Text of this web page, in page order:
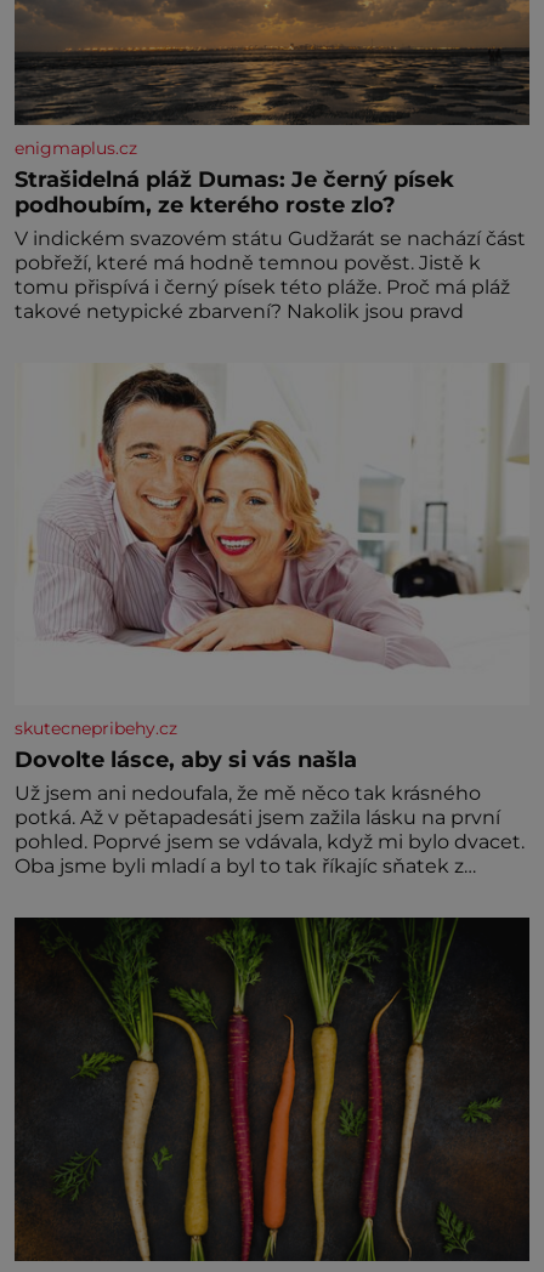
enigmaplus.cz
Strašidelná pláž Dumas: Je černý písek
podhoubím, ze kterého roste zlo?
V indickém svazovém státu Gudžarát se nachází část
pobřeží, které má hodně temnou pověst. Jistě k
tomu přispívá i černý písek této pláže. Proč má pláž
takové netypické zbarvení? Nakolik jsou pravd
skutecnepribehy.cz
Dovolte lásce, aby si vás našla
Už jsem ani nedoufala, že mě něco tak krásného
potká. Až v pětapadesáti jsem zažila lásku na první
pohled. Poprvé jsem se vdávala, když mi bylo dvacet.
Oba jsme byli mladí a byl to tak říkajíc sňatek z
zaopatřený mladý muž. Manželství nám oběma moc
nesvědčilo, brzy jsme zjistili, že